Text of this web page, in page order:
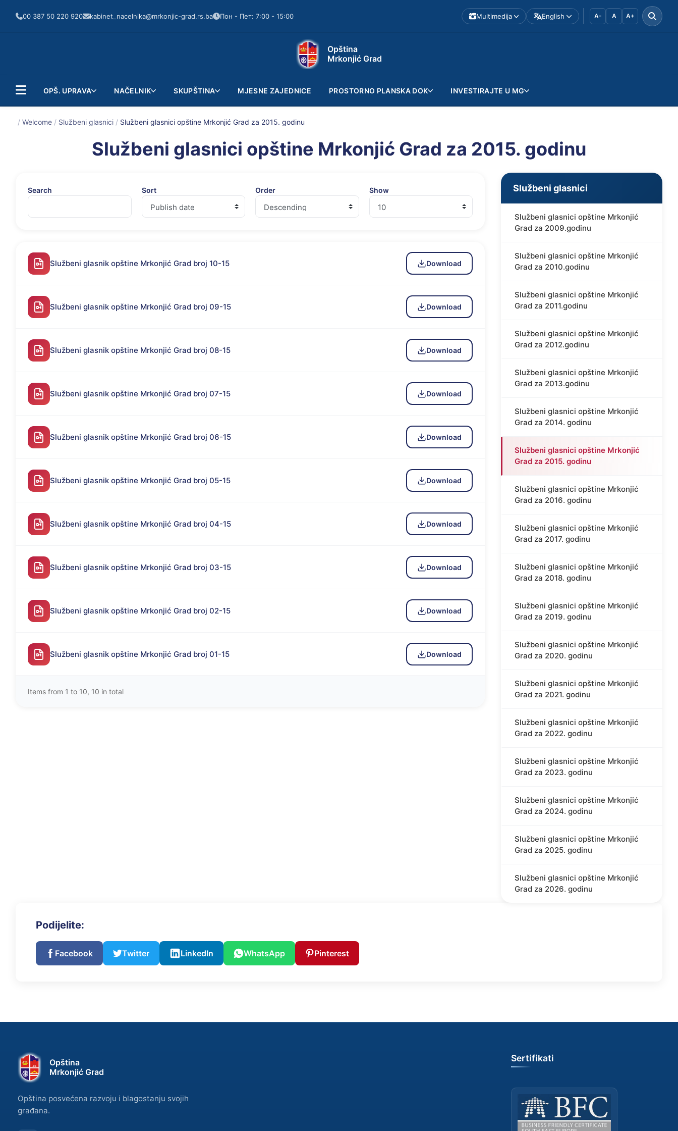
00 387 50 220 920 kabinet_nacelnika@mrkonjic-grad.rs.ba Пон - Пет: 7:00 - 15:00 Multimedija English A- A A+
Opština
Mrkonjić Grad
OPŠ. UPRAVA NAČELNIK SKUPŠTINA MJESNE ZAJEDNICE PROSTORNO PLANSKA DOK INVESTIRAJTE U MG
/ Welcome / Službeni glasnici / Službeni glasnici opštine Mrkonjić Grad za 2015. godinu
Službeni glasnici opštine Mrkonjić Grad za 2015. godinu
Search Sort Order Show
Službeni glasnik opštine Mrkonjić Grad broj 10-15 Download
Službeni glasnik opštine Mrkonjić Grad broj 09-15 Download
Službeni glasnik opštine Mrkonjić Grad broj 08-15 Download
Službeni glasnik opštine Mrkonjić Grad broj 07-15 Download
Službeni glasnik opštine Mrkonjić Grad broj 06-15 Download
Službeni glasnik opštine Mrkonjić Grad broj 05-15 Download
Službeni glasnik opštine Mrkonjić Grad broj 04-15 Download
Službeni glasnik opštine Mrkonjić Grad broj 03-15 Download
Službeni glasnik opštine Mrkonjić Grad broj 02-15 Download
Službeni glasnik opštine Mrkonjić Grad broj 01-15 Download
Items from 1 to 10, 10 in total
Službeni glasnici
Službeni glasnici opštine Mrkonjić
Grad za 2009.godinu
Službeni glasnici opštine Mrkonjić
Grad za 2010.godinu
Službeni glasnici opštine Mrkonjić
Grad za 2011.godinu
Službeni glasnici opštine Mrkonjić
Grad za 2012.godinu
Službeni glasnici opštine Mrkonjić
Grad za 2013.godinu
Službeni glasnici opštine Mrkonjić
Grad za 2014. godinu
Službeni glasnici opštine Mrkonjić
Grad za 2015. godinu
Službeni glasnici opštine Mrkonjić
Grad za 2016. godinu
Službeni glasnici opštine Mrkonjić
Grad za 2017. godinu
Službeni glasnici opštine Mrkonjić
Grad za 2018. godinu
Službeni glasnici opštine Mrkonjić
Grad za 2019. godinu
Službeni glasnici opštine Mrkonjić
Grad za 2020. godinu
Službeni glasnici opštine Mrkonjić
Grad za 2021. godinu
Službeni glasnici opštine Mrkonjić
Grad za 2022. godinu
Službeni glasnici opštine Mrkonjić
Grad za 2023. godinu
Službeni glasnici opštine Mrkonjić
Grad za 2024. godinu
Službeni glasnici opštine Mrkonjić
Grad za 2025. godinu
Službeni glasnici opštine Mrkonjić
Grad za 2026. godinu
Podijelite:
Facebook Twitter LinkedIn WhatsApp Pinterest
Opština
Mrkonjić Grad
Opština posvećena razvoju i blagostanju svojih
građana.
Sertifikati